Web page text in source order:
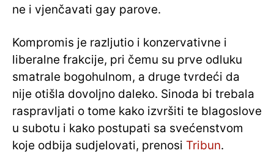
ne i vjenčavati gay parove.
Kompromis je razljutio i konzervativne i
liberalne frakcije, pri čemu su prve odluku
smatrale bogohulnom, a druge tvrdeći da
nije otišla dovoljno daleko. Sinoda bi trebala
raspravljati o tome kako izvršiti te blagoslove
u subotu i kako postupati sa svećenstvom
koje odbija sudjelovati, prenosi Tribun.